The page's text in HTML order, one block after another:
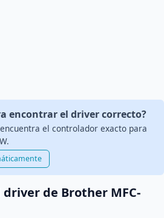
encontrar el driver correcto?
el controlador exacto para
de Brother MFC-